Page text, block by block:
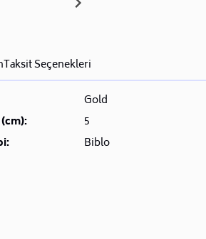
Taksit Seçenekleri
Gold
5
Biblo